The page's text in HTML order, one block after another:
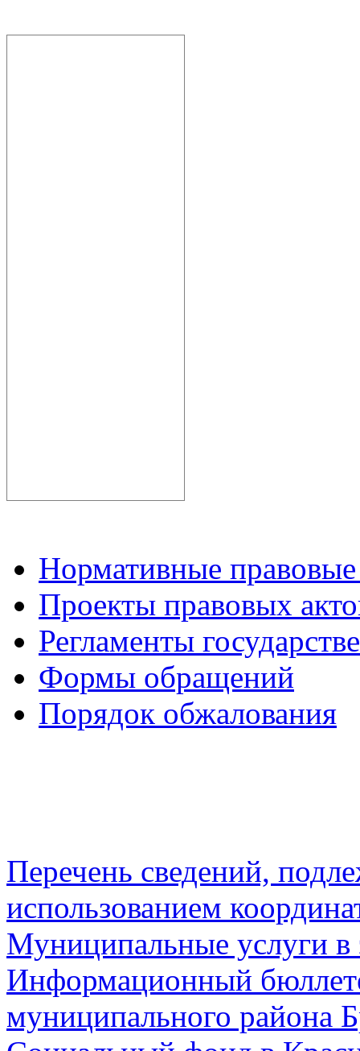
Нормативные
Проекты правовых
Регламенты
Формы обращений
Порядок обжалования
Перечень сведений,
использованием
Муниципальные услуги в
Информационный
муниципального района